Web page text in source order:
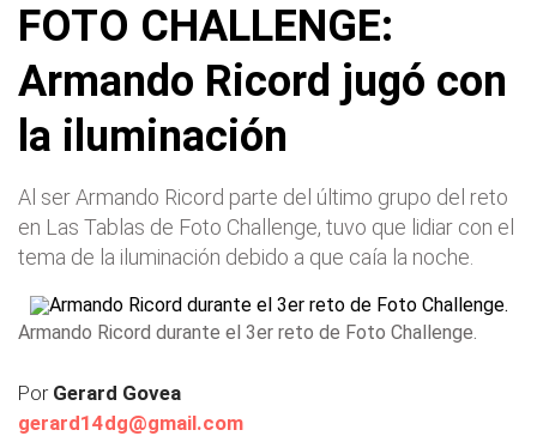
FOTO CHALLENGE:
Armando Ricord jugó con
la iluminación
Al ser Armando Ricord parte del último grupo del reto
en Las Tablas de Foto Challenge, tuvo que lidiar con el
tema de la iluminación debido a que caía la noche.
Armando Ricord durante el 3er reto de Foto Challenge.
Por Gerard Govea
gerard14dg@gmail.com